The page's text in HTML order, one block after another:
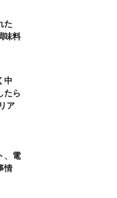
た
味料
中
たら
ア
、電
情